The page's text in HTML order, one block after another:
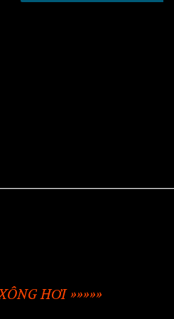
HƠI »»»»»